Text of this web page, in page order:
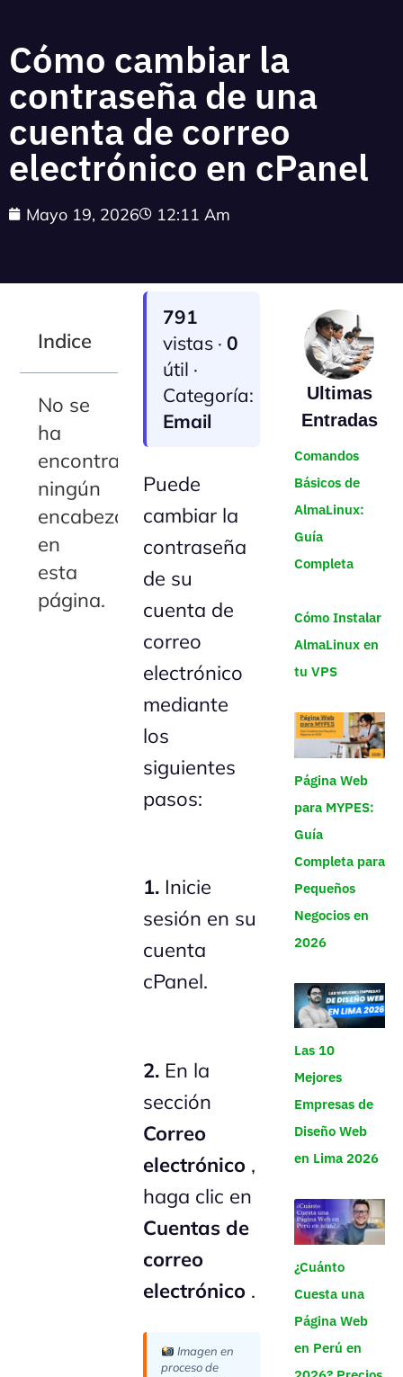
Cómo cambiar la
contraseña de una
cuenta de correo
electrónico en cPanel
Mayo 19, 2026 12:11 Am
Indice
No se
ha
encontrado
ningún
encabezado
en
esta
página.
791
vistas ·0
útil ·
Categoría:
Email
Puede
cambiar la
contraseña
de su
cuenta de
correo
electrónico
mediante
los
siguientes
pasos:
1. Inicie
sesión en su
cuenta
cPanel.
2. En la
sección
Correo
electrónico ,
haga clic en
Cuentas de
correo
electrónico .
Imagen en
proceso de
Ultimas
Entradas
Comandos
Básicos de
AlmaLinux:
Guía
Completa
Cómo Instalar
AlmaLinux en
tu VPS
Página Web
para MYPES:
Guía
Completa para
Pequeños
Negocios en
2026
Las 10
Mejores
Empresas de
Diseño Web
en Lima 2026
¿Cuánto
Cuesta una
Página Web
en Perú en